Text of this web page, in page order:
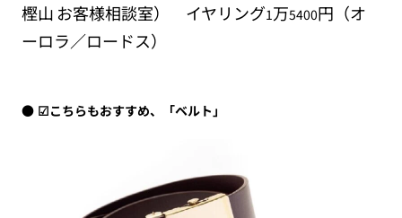
樫山 お客様相談室） イヤリング1 万5400円（オ
ーロラ／ロードス）
☑︎こちらもおすすめ、「ベルト」